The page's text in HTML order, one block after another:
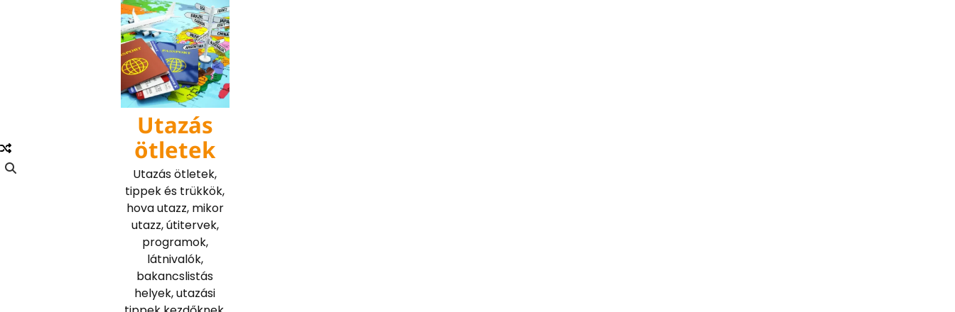
Utazás
ötletek
Utazás ötletek,
tippek és trükkök,
hova utazz, mikor
utazz, útitervek,
programok,
látnivalók,
bakancslistás
helyek, utazási